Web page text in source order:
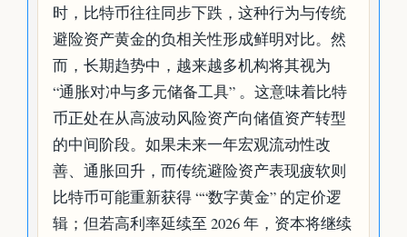
时，比特币往往同步下跌，这种行为与传统
避险资产黄金的负相关性形成鲜明对比。然
而，长期趋势中，越来越多机构将其视为
“通胀对冲与多元储备工具” 。这意味着比特
币正处在从高波动风险资产向储值资产转型
的中间阶段。如果未来一年宏观流动性改
善、通胀回升，而传统避险资产表现疲软则
比特币可能重新获得 ““数字黄金” 的定价逻
辑；但若高利率延续至 2026 年，资本将继续